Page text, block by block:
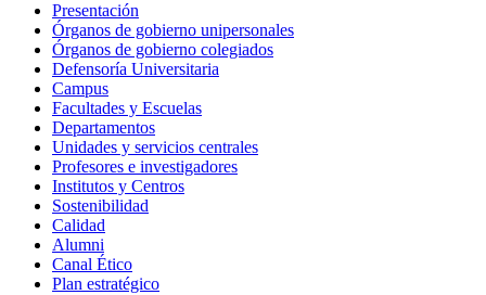
Presentación
Órganos de gobierno unipersonales
Órganos de gobierno colegiados
Defensoría Universitaria
Campus
Facultades y Escuelas
Departamentos
Unidades y servicios centrales
Profesores e investigadores
Institutos y Centros
Sostenibilidad
Calidad
Alumni
Canal Ético
Plan estratégico